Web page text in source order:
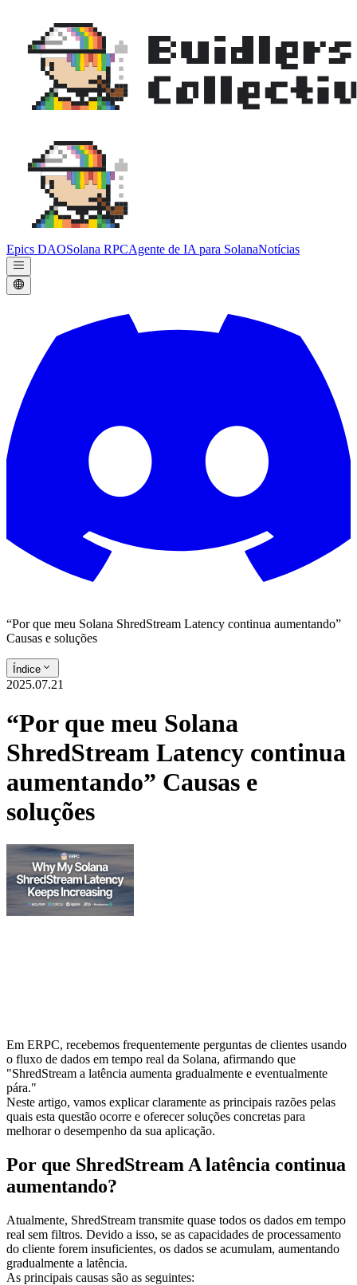
Epics DAOSolana RPCAgente de IA para SolanaNotícias
“Por que meu Solana ShredStream Latency continua aumentando”
Causas e soluções
Índice
2025.07.21
“Por que meu Solana
ShredStream Latency continua
aumentando” Causas e
soluções
Em ERPC, recebemos frequentemente perguntas de clientes usando
o fluxo de dados em tempo real da Solana, afirmando que
"ShredStream a latência aumenta gradualmente e eventualmente
pára."
Neste artigo, vamos explicar claramente as principais razões pelas
quais esta questão ocorre e oferecer soluções concretas para
melhorar o desempenho da sua aplicação.
Por que ShredStream A latência continua
aumentando?
Atualmente, ShredStream transmite quase todos os dados em tempo
real sem filtros. Devido a isso, se as capacidades de processamento
do cliente forem insuficientes, os dados se acumulam, aumentando
gradualmente a latência.
As principais causas são as seguintes: